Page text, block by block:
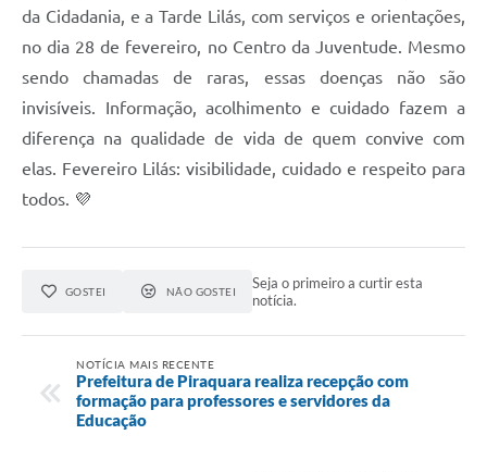
da Cidadania, e a Tarde Lilás, com serviços e orientações,
no dia 28 de fevereiro, no Centro da Juventude. Mesmo
sendo chamadas de raras, essas doenças não são
invisíveis. Informação, acolhimento e cuidado fazem a
diferença na qualidade de vida de quem convive com
elas. Fevereiro Lilás: visibilidade, cuidado e respeito para
todos. 💜
GOSTEI NÃO GOSTEI
Seja o primeiro a curtir esta
notícia.
NOTÍCIA MAIS RECENTE
Prefeitura de Piraquara realiza recepção com
formação para professores e servidores da
Educação